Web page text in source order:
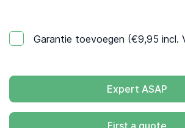
Garantie toevoegen (€9,95 incl.
Expert ASAP
First a quote